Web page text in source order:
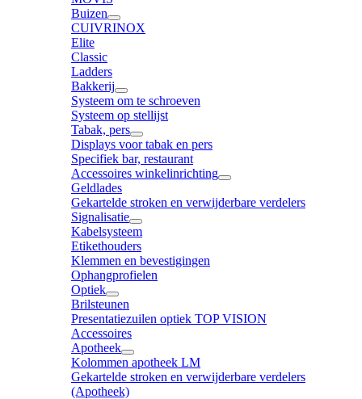
Buizen
CUIVRINOX
Elite
Classic
Ladders
Bakkerij
Systeem om te schroeven
Systeem op stellijst
Tabak, pers
Displays voor tabak en pers
Specifiek bar, restaurant
Accessoires winkelinrichting
Geldlades
Gekartelde stroken en verwijderbare verdelers
Signalisatie
Kabelsysteem
Etikethouders
Klemmen en bevestigingen
Ophangprofielen
Optiek
Brilsteunen
Presentatiezuilen optiek TOP VISION
Accessoires
Apotheek
Kolommen apotheek LM
Gekartelde stroken en verwijderbare verdelers
(Apotheek)